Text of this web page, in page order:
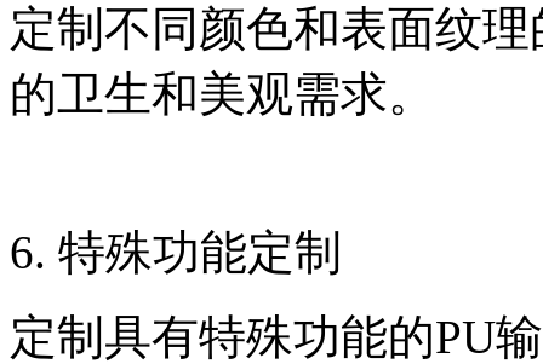
定制不同颜色和表面纹
的卫生和美观需求。
6. 特殊功能定制
定制具有特殊功能的PU